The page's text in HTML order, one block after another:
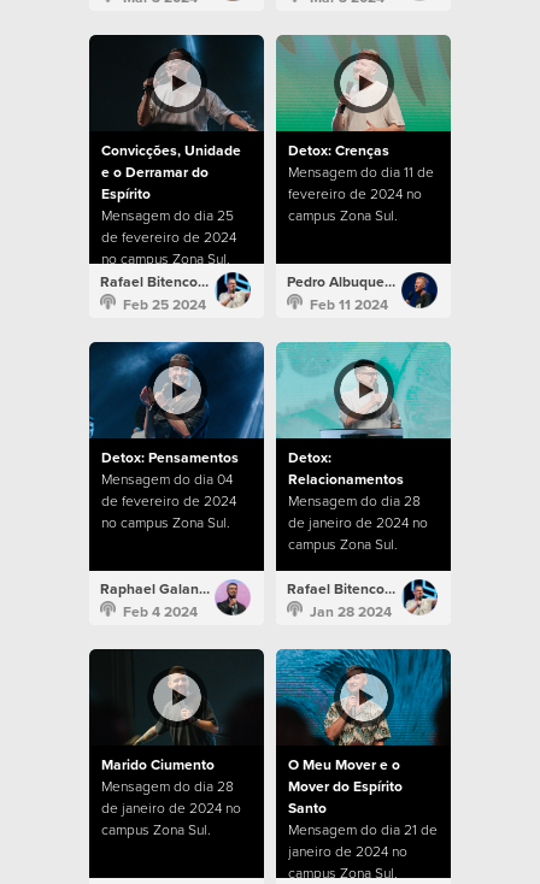
Convicções, Unidade
e o Derramar do
Espírito
Mensagem do dia 25
de fevereiro de 2024
no campus Zona Sul.
Rafael Bitencourt
Feb 25 2024
Detox: Crenças
Mensagem do dia 11 de
fevereiro de 2024 no
campus Zona Sul.
Pedro Albuquerque
Feb 11 2024
Detox: Pensamentos
Mensagem do dia 04
de fevereiro de 2024
no campus Zona Sul.
Raphael Galante
Feb 4 2024
Detox:
Relacionamentos
Mensagem do dia 28
de janeiro de 2024 no
campus Zona Sul.
Rafael Bitencourt
Jan 28 2024
Marido Ciumento
Mensagem do dia 28
de janeiro de 2024 no
campus Zona Sul.
O Meu Mover e o
Mover do Espírito
Santo
Mensagem do dia 21 de
janeiro de 2024 no
campus Zona Sul.